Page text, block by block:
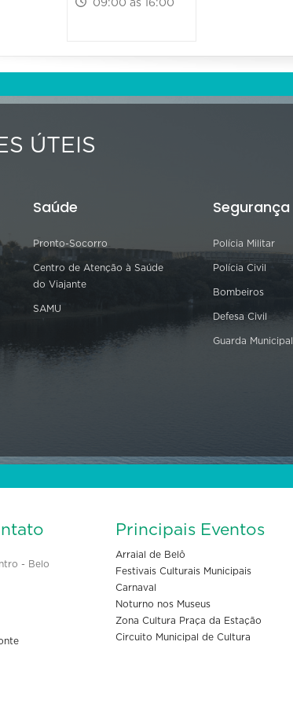
09:00 às 16:00
ÚTEIS
Saúde
Pronto-Socorro
Centro de Atenção à Saúde
do Viajante
SAMU
Segurança
Polícia Militar
Polícia Civil
Bombeiros
Defesa Civil
Guarda Municipal
- Belo
Principais Eventos
Arraial de Belô
Festivais Culturais Municipais
Carnaval
Noturno nos Museus
Zona Cultura Praça da Estação
Circuito Municipal de Cultura